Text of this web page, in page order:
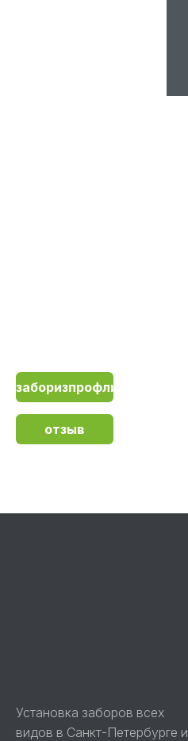
заборизпрофлиста
отзыв
Установка заборов всех
видов в Санкт-Петербурге и